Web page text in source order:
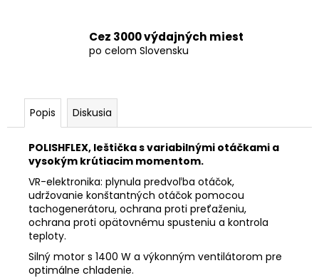
Cez 3000 výdajných miest
po celom Slovensku
Popis Diskusia
POLISHFLEX, leštička s variabilnými otáčkami a
vysokým krútiacim momentom.
VR-elektronika: plynula predvoľba otáčok,
udržovanie konštantných otáčok pomocou
tachogenerátoru, ochrana proti preťaženiu,
ochrana proti opätovnému spusteniu a kontrola
teploty.
Silný motor s 1400 W a výkonným ventilátorom pre
optimálne chladenie.